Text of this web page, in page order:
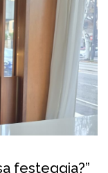
festeggia?”